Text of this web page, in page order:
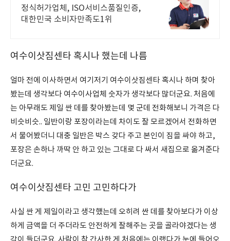
견적
정식허가업체, ISO서비스품질인증,
대한민국 소비자만족도1위
여수이삿짐센타 혹시나 했는데 나름
얼마 전에 이사하면서 여기저기 여수이삿짐센타 혹시나 하며 찾아
봤는데 생각보다 여수이사업체 숫자가 생각보다 많더군요. 처음에
는 아무래도 제일 싼 데를 찾아봤는데 몇 군데 전화해보니 가격은 다
비슷비슷.. 일반이랑 포장이라는데 차이도 잘 모르겠어서 전화하면
서 물어봤더니 대충 일반은 박스 갖다 주고 본인이 짐을 싸야 하고,
포장은 손하나 까딱 안 하고 있는 그대로 다 싸서 새집으로 옮겨준다
더군요.
여수이삿짐센타 고민 고민하다가
사실 싼 게 제일이라고 생각했는데 오히려 싼 데를 찾아보다가 이상
하게 금액을 더 주더라도 안전하게 잘해주는 곳을 골라야겠다는 생